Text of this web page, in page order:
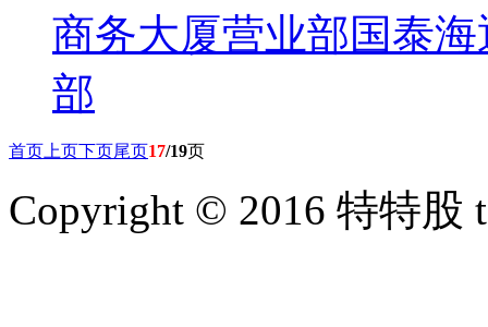
商务大厦营业部国泰
部
首页 上页下页尾页17/19页
Copyright © 2016 特特股